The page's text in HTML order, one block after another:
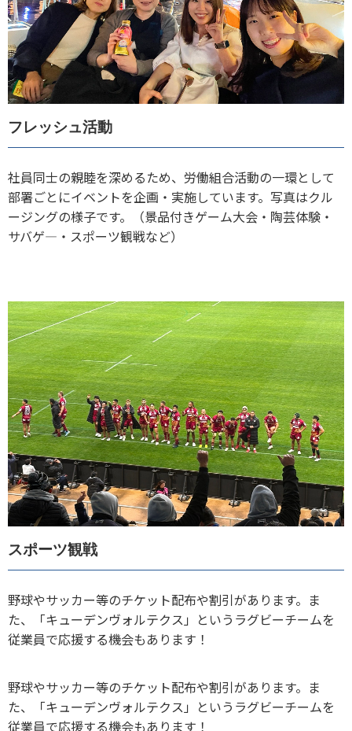
フレッシュ活動
社員同士の親睦を深めるため、労働組合活動の一環として
部署ごとにイベントを企画・実施しています。写真はクル
ージングの様子です。（景品付きゲーム大会・陶芸体験・
サバゲ―・スポーツ観戦など）
スポーツ観戦
野球やサッカー等のチケット配布や割引があります。ま
た、「キューデンヴォルテクス」というラグビーチームを
従業員で応援する機会もあります！
野球やサッカー等のチケット配布や割引があります。ま
た、「キューデンヴォルテクス」というラグビーチームを
従業員で応援する機会もあります！